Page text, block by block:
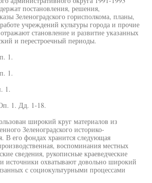
постановления, решения,
Зеленоградского горисполкома, планы,
учреждений культуры города и прочие
становление и развитие указанных
и перестроечный периоды.
1.
1.
1.
1. Дд. 1-18.
широкий круг материалов из
Зеленоградского историко-
В его фондах хранится следующая
воспоминания местных
сведения, рукописные краеведческие
источники охватывают довольно широкий
с социокультурными процессами